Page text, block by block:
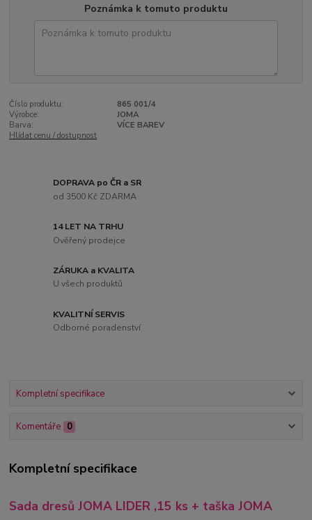
Poznámka k tomuto produktu
Číslo produktu:
865 001/4
Výrobce:
JOMA
Barva:
VÍCE BAREV
Hlídat cenu / dostupnost
DOPRAVA po ČR a SR
od 3500 Kč ZDARMA
14 LET NA TRHU
Ověřený prodejce
ZÁRUKA a KVALITA
U všech produktů
KVALITNÍ SERVIS
Odborné poradenství
Kompletní specifikace
Komentáře 0
Kompletní specifikace
Sada dresů JOMA LIDER ,15 ks + taška JOMA